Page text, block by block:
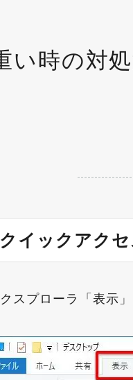
い時の対
クイックアク
スプローラ「表示